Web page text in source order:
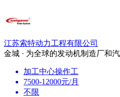
江苏索特动力工程有限公司
金城 · 为全球的发动机制造厂和
加工中心操作工
7500-12000元/月
不限